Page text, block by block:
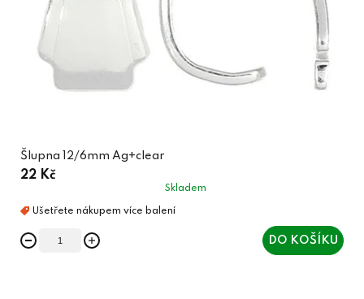
Šlupna 12/6mm Ag+clear
22 Kč
Skladem
DO KOŠÍKU